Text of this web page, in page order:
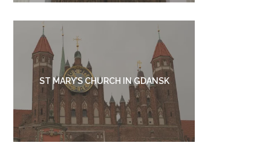
ST MARY’S CHURCH IN GDANSK